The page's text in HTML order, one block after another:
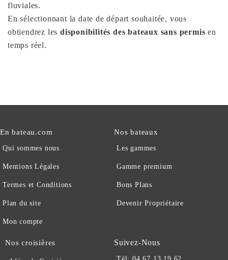
fluviales.
En sélectionnant la date de départ souhaitée, vous
obtiendrez lesdisponibilités des bateaux sans permis en
temps réel.
En bateau.com
Qui sommes nous
Mentions Légales
Termes et Conditions
Plan du site
Mon compte
Nos bateaux
Les gammes
Gamme premium
Bons Plans
Devenir Propriétaire
Nos croisières Suivez-Nous